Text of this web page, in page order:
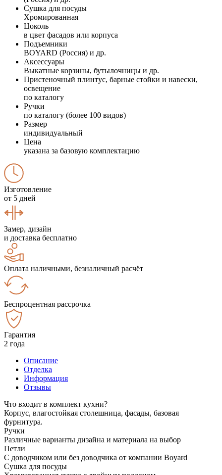
Сушка для посуды
Хромированная
Цоколь
в цвет фасадов или корпуса
Подъемники
BOYARD (Россия) и др.
Аксессуары
Выкатные корзины, бутылочницы и др.
Пристеночный плинтус, барные стойки и навески,
освещение
по каталогу
Ручки
по каталогу (более 100 видов)
Размер
индивидуальный
Цена
указана за базовую комплектацию
Изготовление
от 5 дней
Замер, дизайн
и доставка бесплатно
Оплата наличными, безналичный расчёт
Беспроцентная рассрочка
Гарантия
2 года
Описание
Отделка
Информация
Отзывы
Что входит в комплект кухни?
Корпус, влагостойкая столешница, фасады, базовая
фурнитура.
Ручки
Различные варианты дизайна и материала на выбор
Петли
С доводчиком или без доводчика от компании Boyard
Сушка для посуды